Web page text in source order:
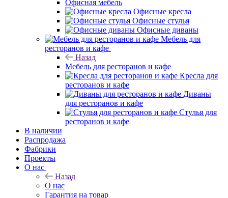
Офисная мебель
Офисные кресла
Офисные стулья
Офисные диваны
Мебель для
ресторанов и кафе
Назад
Мебель для ресторанов и кафе
Кресла для
ресторанов и кафе
Диваны
для ресторанов и кафе
Стулья для
ресторанов и кафе
В наличии
Распродажа
Фабрики
Проекты
О нас
Назад
О нас
Гарантия на товар